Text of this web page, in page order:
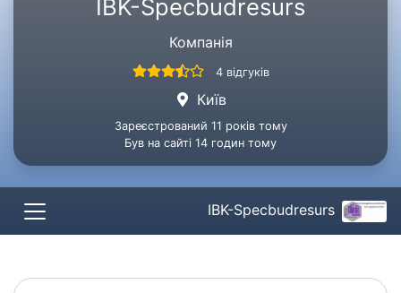
IBK-Specbudresurs
Компанія
4 відгуків
Київ
Зареєстрований 11 років тому
Був на сайті 14 годин тому
IBK-Specbudresurs